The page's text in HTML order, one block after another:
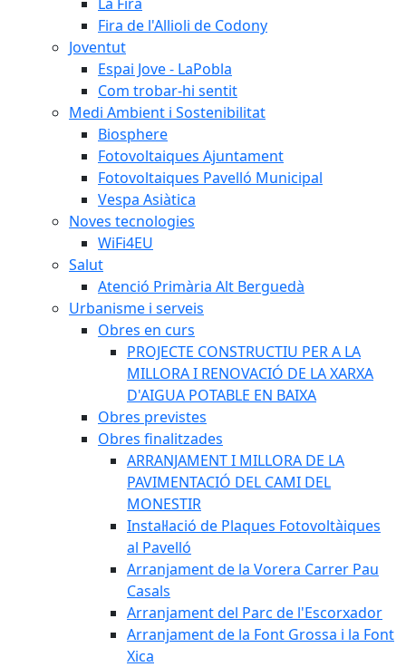
Fira de l'Allioli de Codony
Joventut
Espai Jove - LaPobla
Com trobar-hi sentit
Medi Ambient i Sostenibilitat
Biosphere
Fotovoltaiques Ajuntament
Fotovoltaiques Pavelló Municipal
Vespa Asiàtica
Noves tecnologies
WiFi4EU
Salut
Atenció Primària Alt Berguedà
Urbanisme i serveis
Obres en curs
PROJECTE CONSTRUCTIU PER A LA
MILLORA I RENOVACIÓ DE LA XARXA
D'AIGUA POTABLE EN BAIXA
Obres previstes
Obres finalitzades
ARRANJAMENT I MILLORA DE LA
PAVIMENTACIÓ DEL CAMI DEL
MONESTIR
Instal·lació de Plaques Fotovoltàiques
al Pavelló
Arranjament de la Vorera Carrer Pau
Casals
Arranjament del Parc de l'Escorxador
Arranjament de la Font Grossa i la Font
Xica